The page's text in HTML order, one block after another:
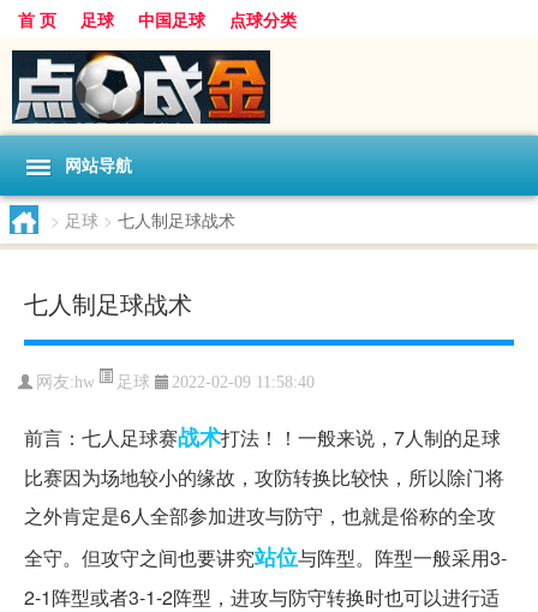
首 页 足球 中国足球 点球分类
网站导航
> 足球 > 七人制足球战术
七人制足球战术
网友:hw 足球 2022-02-09 11:58:40
前言：七人足球赛战术打法！！一般来说，7人制的足球
比赛因为场地较小的缘故，攻防转换比较快，所以除门将
之外肯定是6人全部参加进攻与防守，也就是俗称的全攻
全守。但攻守之间也要讲究站位与阵型。阵型一般采用3-
2-1阵型或者3-1-2阵型，进攻与防守转换时也可以进行适